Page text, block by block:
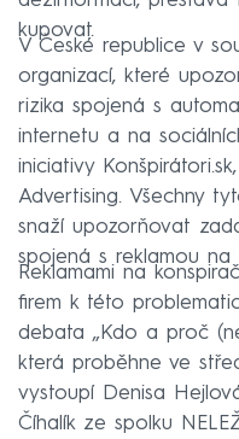
kupovat.
V České republice v
organizací, které
rizika spojená s
internetu a na
iniciativy
Advertising. Všechny
snaží upozorňovat
spojená s reklamou
Reklamami na
firem k této
debata „Kdo a proč
která proběhne ve
vystoupí Denisa
Číhalík ze spolku